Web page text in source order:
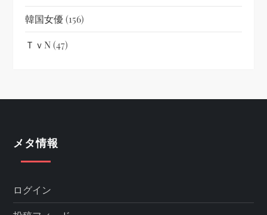
韓国女優(156)
ＴｖN(47)
メタ情報
ログイン